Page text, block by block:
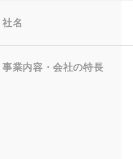
社名
事業内容・会社の特長